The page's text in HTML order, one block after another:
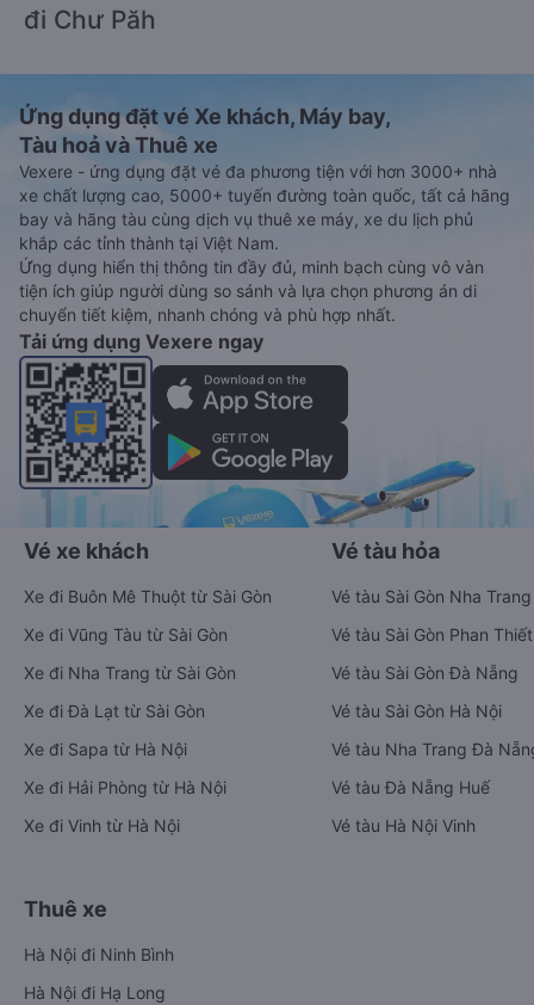
đi Chư Păh
Ứng dụng đặt vé Xe khách, Máy bay,
Tàu hoả và Thuê xe
Vexere - ứng dụng đặt vé đa phương tiện với hơn 3000+ nhà
xe chất lượng cao, 5000+ tuyến đường toàn quốc, tất cả hãng
bay và hãng tàu cùng dịch vụ thuê xe máy, xe du lịch phủ
khắp các tỉnh thành tại Việt Nam.
Ứng dụng hiển thị thông tin đầy đủ, minh bạch cùng vô vàn
tiện ích giúp người dùng so sánh và lựa chọn phương án di
chuyển tiết kiệm, nhanh chóng và phù hợp nhất.
Tải ứng dụng Vexere ngay
Vé xe khách
Xe đi Buôn Mê Thuột từ Sài Gòn
Xe đi Vũng Tàu từ Sài Gòn
Xe đi Nha Trang từ Sài Gòn
Xe đi Đà Lạt từ Sài Gòn
Xe đi Sapa từ Hà Nội
Xe đi Hải Phòng từ Hà Nội
Xe đi Vinh từ Hà Nội
Vé tàu hỏa
Vé tàu Sài Gòn Nha Trang
Vé tàu Sài Gòn Phan Thiết
Vé tàu Sài Gòn Đà Nẵng
Vé tàu Sài Gòn Hà Nội
Vé tàu Nha Trang Đà
Vé tàu Đà Nẵng Huế
Vé tàu Hà Nội Vinh
Thuê xe
Hà Nội đi Ninh Bình
Hà Nội đi Hạ Long